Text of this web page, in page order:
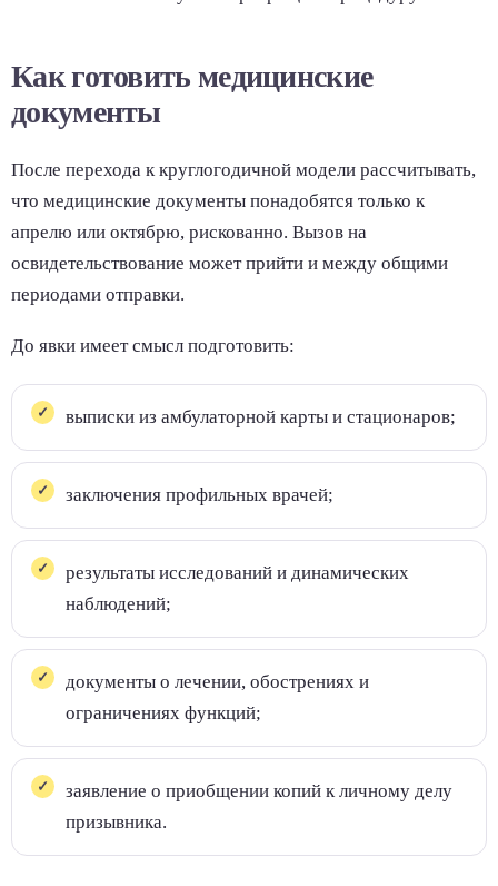
Как готовить медицинские
документы
После перехода к круглогодичной модели рассчитывать,
что медицинские документы понадобятся только к
апрелю или октябрю, рискованно. Вызов на
освидетельствование может прийти и между общими
периодами отправки.
До явки имеет смысл подготовить:
выписки из амбулаторной карты и стационаров;
заключения профильных врачей;
результаты исследований и динамических
наблюдений;
документы о лечении, обострениях и
ограничениях функций;
заявление о приобщении копий к личному делу
призывника.